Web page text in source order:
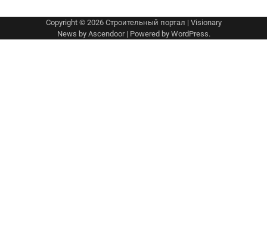
Copyright © 2026 Строительный портал | Visionary
News by Ascendoor| Powered by WordPress.